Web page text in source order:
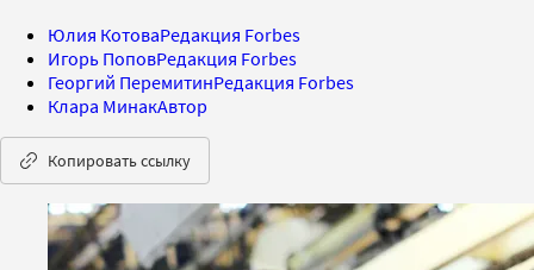
Юлия КотоваРедакция Forbes
Игорь ПоповРедакция Forbes
Георгий ПеремитинРедакция Forbes
Клара МинакАвтор
Копировать ссылку